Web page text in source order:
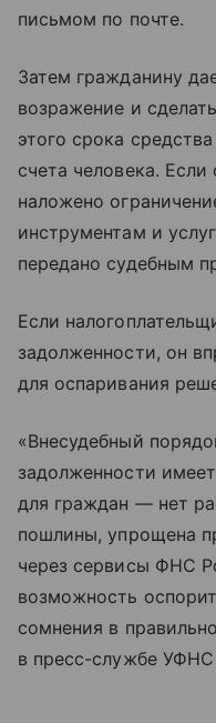
письмом по почте.
Затем гражданину
возражение и
этого срока
счета человека. Если
наложено
инструментам и
передано судебным
Если
задолженности, он
для оспаривания
«Внесудебный
задолженности
для граждан — нет
пошлины, упрощена
через сервисы ФНС
возможность
сомнения в
в пресс-службе УФНС